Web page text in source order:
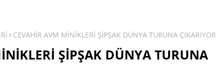
CEVAHİR AVM MİNİKLERİ ŞİPŞAK DÜNYA TURUNA ÇIKARIYOR
ŞİPŞAK DÜNYA TURUNA